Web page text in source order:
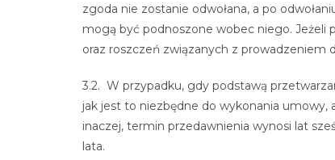
zgoda nie zostanie odwołana, a po
mogą być podnoszone wobec niego. Jeżeli
oraz roszczeń związanych z prowadzeniem
3.2. W przypadku, gdy podstawą
jak jest to niezbędne do wykonania umowy,
inaczej, termin przedawnienia wynosi lat
lata.